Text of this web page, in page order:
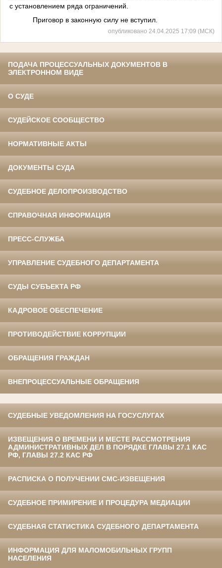
с установлением ряда ограничений.
Приговор в законную силу не вступил.
опубликовано 24.04.2025 17:09 (МСК)
ПОДАЧА ПРОЦЕССУАЛЬНЫХ ДОКУМЕНТОВ В
ЭЛЕКТРОННОМ ВИДЕ
О СУДЕ
СУДЕЙСКОЕ СООБЩЕСТВО
НОРМАТИВНЫЕ АКТЫ
ДОКУМЕНТЫ СУДА
СУДЕБНОЕ ДЕЛОПРОИЗВОДСТВО
СПРАВОЧНАЯ ИНФОРМАЦИЯ
ПРЕСС-СЛУЖБА
УПРАВЛЕНИЕ СУДЕБНОГО ДЕПАРТАМЕНТА
СУДЫ СУБЪЕКТА РФ
КАДРОВОЕ ОБЕСПЕЧЕНИЕ
ПРОТИВОДЕЙСТВИЕ КОРРУПЦИИ
ОБРАЩЕНИЯ ГРАЖДАН
ВНЕПРОЦЕССУАЛЬНЫЕ ОБРАЩЕНИЯ
СУДЕБНЫЕ УВЕДОМЛЕНИЯ НА ГОСУСЛУГАХ
ИЗВЕЩЕНИЯ О ВРЕМЕНИ И МЕСТЕ РАССМОТРЕНИЯ
АДМИНИСТРАТИВНЫХ ДЕЛ В ПОРЯДКЕ ГЛАВЫ 27.1 КАС
РФ, ГЛАВЫ 27.2 КАС РФ
РАСПИСКА О ПОЛУЧЕНИИ СМС-ИЗВЕЩЕНИЯ
СУДЕБНОЕ ПРИМИРЕНИЕ И ПРОЦЕДУРА МЕДИАЦИИ
СУДЕБНАЯ СТАТИСТИКА СУДЕБНОГО ДЕПАРТАМЕНТА
ИНФОРМАЦИЯ ДЛЯ МАЛОМОБИЛЬНЫХ ГРУПП
НАСЕЛЕНИЯ